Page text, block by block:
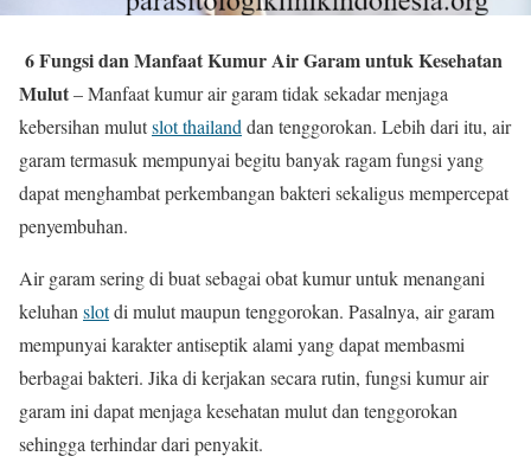
6 Fungsi dan Manfaat Kumur Air Garam untuk Kesehatan
Mulut– Manfaat kumur air garam tidak sekadar menjaga
kebersihan mulutslot thailand dan tenggorokan. Lebih dari itu, air
garam termasuk mempunyai begitu banyak ragam fungsi yang
dapat menghambat perkembangan bakteri sekaligus mempercepat
penyembuhan.
Air garam sering di buat sebagai obat kumur untuk menangani
keluhan slotdi mulut maupun tenggorokan. Pasalnya, air garam
mempunyai karakter antiseptik alami yang dapat membasmi
berbagai bakteri. Jika di kerjakan secara rutin, fungsi kumur air
garam ini dapat menjaga kesehatan mulut dan tenggorokan
sehingga terhindar dari penyakit.